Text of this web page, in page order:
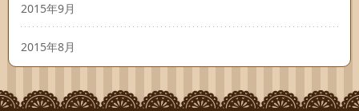
2015年9月
2015年8月